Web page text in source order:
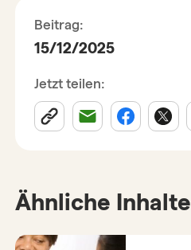
Beitrag:
15/12/2025
Jetzt teilen:
Ähnliche Inhalte